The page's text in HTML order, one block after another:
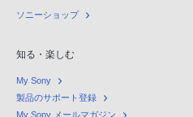
ソニーショップ
知る・楽しむ
My Sony
製品のサポート登録
My Sony メールマガジン